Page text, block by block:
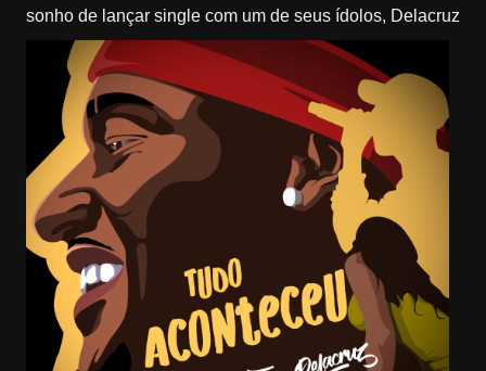
sonho de lançar single com um de seus ídolos, Delacruz